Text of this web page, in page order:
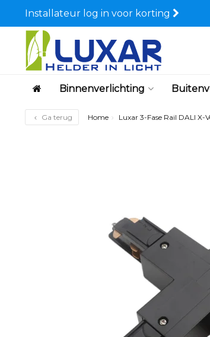
Installateur log in voor korting
Binnenverlichting
Ga terug Home Luxar 3-Fase Rail DALI